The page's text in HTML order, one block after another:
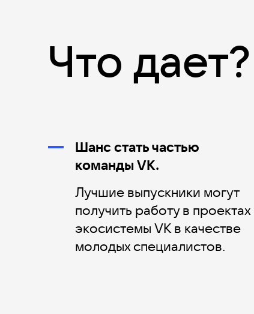
Что дает?
Шанс стать частью
команды VK.
Лучшие выпускники могут
получить работу в проектах
экосистемы VK в качестве
молодых специалистов.